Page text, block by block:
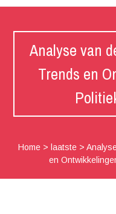
Analyse van
Trends en
Home > laatste >
en